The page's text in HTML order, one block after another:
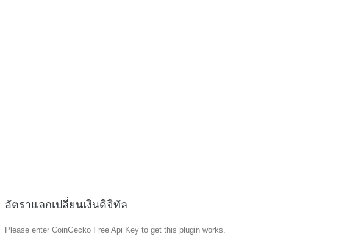
อัตราแลกเปลี่ยนเงินดิจิทัล
Please enter CoinGecko Free Api Key to get this plugin works.